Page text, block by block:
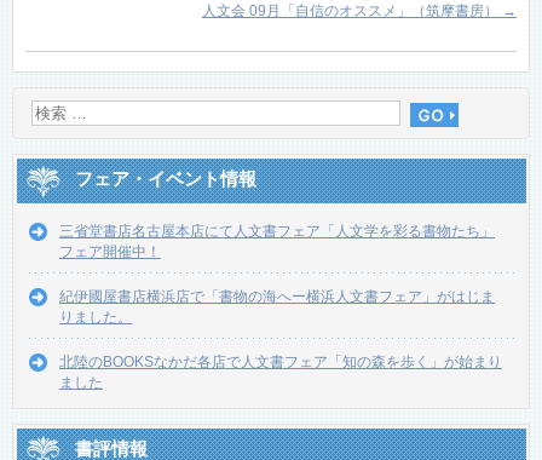
人文会 09月「自信のオススメ」（筑摩書房）
→
フェア・イベント情報
三省堂書店名古屋本店にて人文書フェア「人文学を彩る書物たち」
フェア開催中！
紀伊國屋書店横浜店で「書物の海へー横浜人文書フェア」がはじま
りました。
北陸のBOOKSなかだ各店で人文書フェア「知の森を歩く」が始まり
ました
書評情報